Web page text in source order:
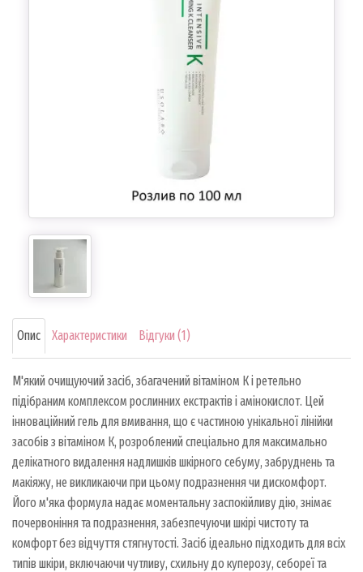
Опис Характеристики Відгуки (1)
М'який очищуючий засіб, збагачений вітаміном К і ретельно
підібраним комплексом рослинних екстрактів і амінокислот. Цей
інноваційний гель для вмивання, що є частиною унікальної лінійки
засобів з вітаміном К, розроблений спеціально для максимально
делікатного видалення надлишків шкірного себуму, забруднень та
макіяжу, не викликаючи при цьому подразнення чи дискомфорт.
Його м'яка формула надає моментальну заспокійливу дію, знімає
почервоніння та подразнення, забезпечуючи шкірі чистоту та
комфорт без відчуття стягнутості. Засіб ідеально підходить для всіх
типів шкіри, включаючи чутливу, схильну до куперозу, себореї та